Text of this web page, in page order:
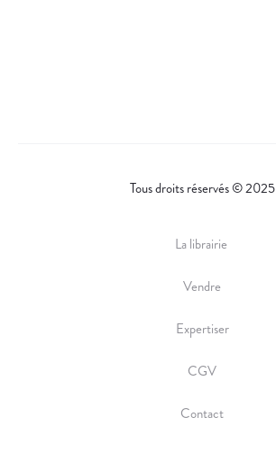
Tous droits réservés © 2025
La librairie
Vendre
Expertiser
CGV
Contact